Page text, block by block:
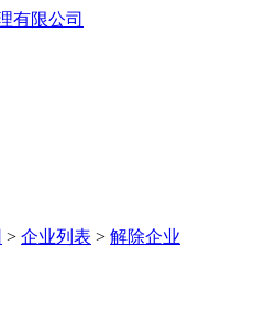
> 企业列表 > 解除企业